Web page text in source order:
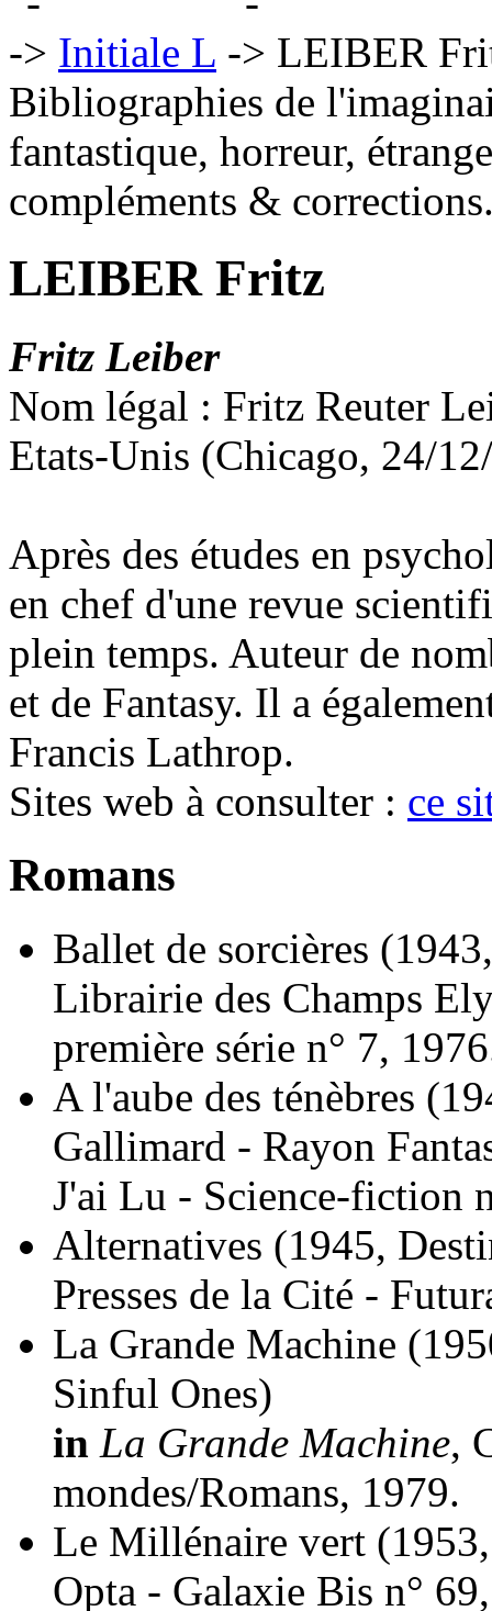
Initiale L
LEIBER
Bibliographies de
fantastique, horreur,
compléments &
LEIBER Fritz
Fritz Leiber
Nom légal : Fritz Reuter
Etats-Unis (Chicago, 24/
Après des études en
en chef d'une revue
plein temps. Auteur de
et de Fantasy. Il a
Francis Lathrop.
Sites web à consulter : ce
Romans
Ballet de sorcières
Librairie des Champs
première série n° 7,
A l'aube des ténèbres
Gallimard - Rayon
J'ai Lu - Science-fiction
Alternatives (1945,
Presses de la Cité -
La Grande Machine
Sinful Ones)
in La Grande Machine,
mondes/Romans, 1979.
Le Millénaire vert
Opta - Galaxie Bis n°